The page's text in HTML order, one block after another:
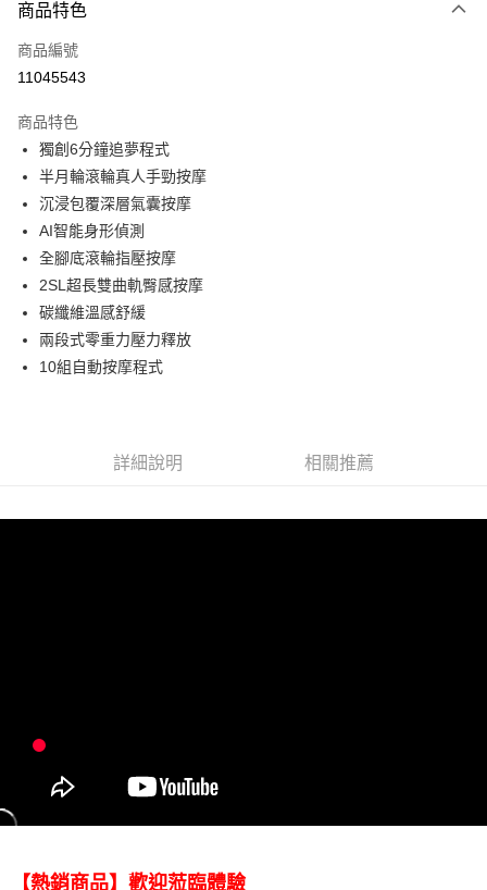
信用卡一次付款
信用卡分期付款
合作金庫商業銀行
華南商業銀行
上海商業儲蓄銀行
國泰世華商業銀行
臺灣中小企業銀行
匯豐（台灣）商業銀行
聯邦商業銀行
元大商業銀行
玉山商業銀行
台新國際商業銀行
台灣樂天信用卡公司
6 期 0 利率 每期
華南商業銀行
上海商業儲蓄銀行
國泰世華商業銀行
臺灣中小企業銀行
匯豐（台灣）商業銀行
聯邦商業銀行
元大商業銀行
玉山商業銀行
台新國際商業銀行
LINE Pay
Apple Pay
悠遊付
Google Pay
全盈+PAY
ATM付款
商品特色
商品編號
11045543
商品特色
獨創6分鐘追夢程式
半月輪滾輪真人手勁按摩
沉浸包覆深層氣囊按摩
AI智能身形偵測
全腳底滾輪指壓按摩
2SL超長雙曲軌臀感按摩
碳纖維溫感舒緩
兩段式零重力壓力釋放
10組自動按摩程式
詳細說明 相關推薦
【熱銷商品】歡迎蒞臨體驗